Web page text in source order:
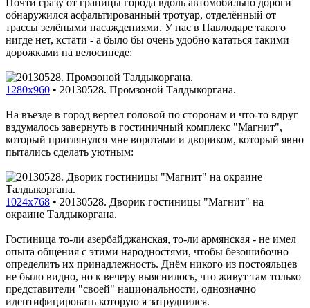
обнаружился асфальтированный тротуар, отделённый от
трассы зелёными насаждениями. У нас в Павлодаре такого
нигде нет, кстати - а было бы очень удобно кататься такими
дорожками на велосипеде:
1280x960 • 20130528. Промзоной Талдыкоргана.
На въезде в город вертел головой по сторонам и что-то вдруг
вздумалось завернуть в гостиничный комплекс "Магнит",
который приглянулся мне воротами и двориком, который явно
пытались сделать уютным:
1024x768 • 20130528. Дворик гостиницы "Магнит" на
окраине Талдыкоргана.
Гостиница то-ли азербайджанская, то-ли армянская - не имел
опыта общения с этими народностями, чтобы безошибочно
определить их принадлежность. Днём никого из постояльцев
не было видно, но к вечеру выяснилось, что живут там только
представители "своей" национальности, однозначно
идентифицировать которую я затруднился.